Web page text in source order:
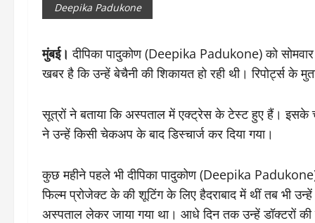
Deepika Padukone
मुंबई। दीपिका पादुकोण (Deepika Padukone) को
खबर है कि उन्हें बेचैनी की शिकायत हो रही थी। रिपोर्ट्स के
सूत्रों ने बताया कि अस्पताल में एक्ट्रेस के टेस्ट हुए हैं। इसके
ने उन्हें किसी चेकअप के बाद डिस्चार्ज कर दिया गया।
कुछ महीने पहले भी दीपिका पादुकोण (Deepika
फिल्म प्रोजेक्ट के की शूटिंग के लिए हैदराबाद में थीं तब भी
अस्पताल लेकर जाया गया था। आधे दिन तक उन्हें डॉक्टरों की